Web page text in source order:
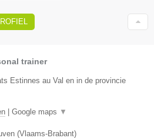
trainer
Estinnes au Val en in de provincie
| Google maps ▼
(Vlaams-Brabant)